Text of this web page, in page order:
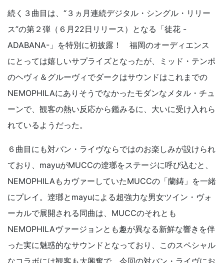
続く３曲目は、“３ヵ月連続デジタル・シングル・リリー
ス”の第２弾（６月22日リリース）となる「徒花 -
ADABANA-」を特別に初披露！ 福岡のオーディエンス
にとっては嬉しいサプライズとなったが、ミッド・テンポ
のヘヴィ＆グルーヴィでダークはサウンドはこれまでの
NEMOPHILAにありそうでなかったモダンなメタル・チュ
ーンで、観客の熱い反応から鑑みるに、大いに受け入れら
れているようだった。
６曲目にも対バン・ライヴならではのお楽しみが設けられ
ており、mayuがMUCCの逹瑯をステージに呼び込むと、
NEMOPHILAもカヴァーしていたMUCCの「蘭鋳」を一緒
にプレイ。逹瑯とmayuによる超強力な男女ツイン・ヴォ
ーカルで展開される同曲は、MUCCのそれとも
NEMOPHILAヴァージョンとも趣が異なる新鮮な響きを伴
った実に魅惑的なサウンドとなっており、このスペシャル